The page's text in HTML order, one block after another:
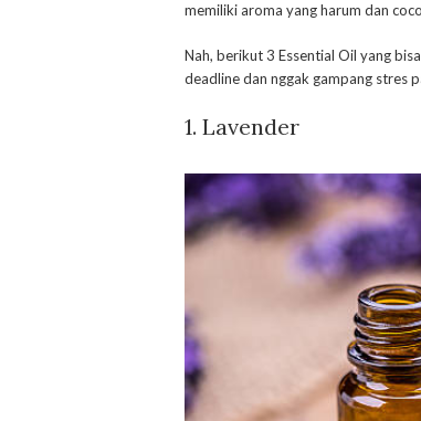
memiliki aroma yang harum dan
Nah, berikut 3 Essential Oil yang
deadline dan nggak gampang stres
1. Lavender